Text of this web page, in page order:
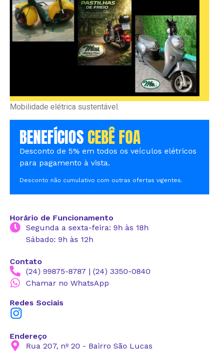
Mobilidade elétrica sustentável.
BENEFÍCIOSCEBÊ FOA
Desconto de 5% em todos os veículos elétricos
para pagamento à vista.
Desconto não cumulativo com outras ofertas vigentes.
Horário de Funcionamento
Segunda a sexta-feira: 9h às 18h
Sábado: 9h às 12h
Contato
(24) 99875-8787 | (24) 3350-0840
Chamar no WhatsApp
Redes Sociais
Endereço
Rua 207, nº 20 - Bairro São Lucas